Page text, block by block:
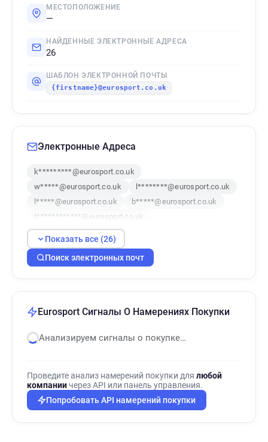
МЕСТОПОЛОЖЕНИЕ
—
НАЙДЕННЫЕ ЭЛЕКТРОННЫЕ АДРЕСА
26
ШАБЛОН ЭЛЕКТРОННОЙ ПОЧТЫ
{firstname}@eurosport.co.uk
Электронные Адреса
k*********@eurosport.co.uk
w*****@eurosport.co.uk
l********@eurosport.co.uk
l*****@eurosport.co.uk
b*****@eurosport.co.uk
t************@eurosport.co.uk
e*********@eurosport.co.uk
n*******@eurosport.co.uk
z*******@eurosport.co.uk
u******@eurosport.co.uk
x***********@eurosport.co.uk
m**********@eurosport.co.uk
t***********@eurosport.co.uk
n*********@eurosport.co.uk
e************@eurosport.co.uk
Показать все (26)
Поиск электронных почт
Eurosport Сигналы О Намерениях Покупки
Анализируем сигналы о покупке…
Проведите анализ намерений покупки для любой
компаниичерез API или панель управления.
Попробовать API намерений покупки